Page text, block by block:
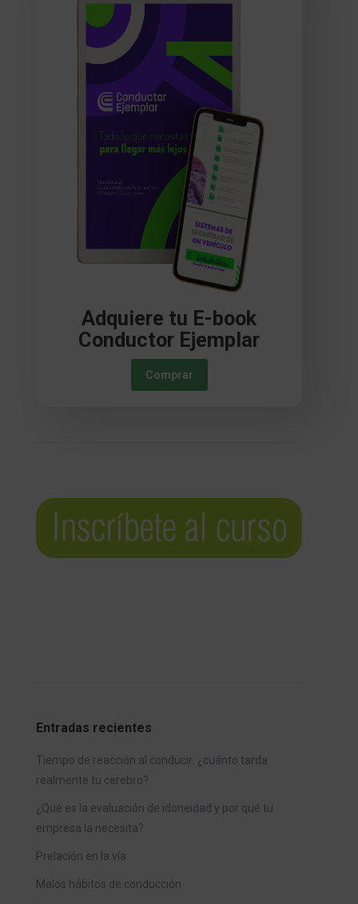
Adquiere tu E-book
Conductor Ejemplar
Comprar
Entradas recientes
Tiempo de reacción al conducir: ¿cuánto tarda
realmente tu cerebro?
¿Qué es la evaluación de idoneidad y por qué tu
empresa la necesita?
Prelación en la vía
Malos hábitos de conducción